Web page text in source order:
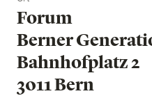
Forum
Berner
Bahnhofplatz 2
3011 Bern